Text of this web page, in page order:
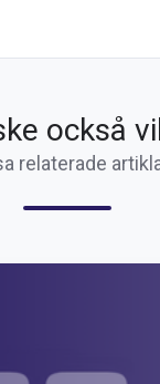
också
relaterade